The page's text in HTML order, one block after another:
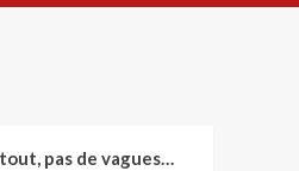
pas de vagues…